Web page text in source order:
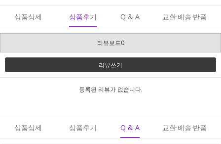
상품상세 상품후기 Q & A 교환·배송·반품
리뷰보드0
리뷰쓰기
등록된 리뷰가 없습니다.
상품상세 상품후기 Q & A 교환·배송·반품